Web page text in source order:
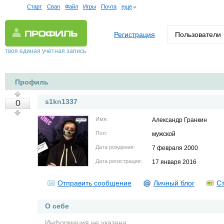
Старт Свап Файл Игры Почта еще
твоя единая учетная запись
Регистрация Пользователи
Профиль
0 s1kn1337
Имя: Александр Гранкин
Пол: мужской
Дата рождения: 7 февраля 2000
Дата регистрации: 17 января 2016
Отправить сообщение Личный блог
О себе